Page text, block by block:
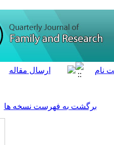
برگشت به فهرست نسخه ها